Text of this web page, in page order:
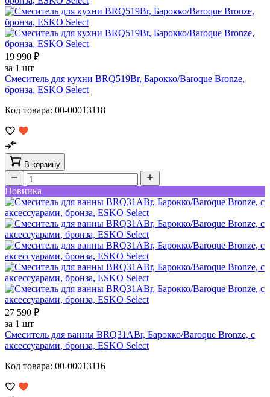
19 990 ₽
за 1 шт
Смеситель для кухни BRQ519Br, Барокко/Baroque Bronze,
бронза, ESKO Select
Код товара: 00-00013118
В корзину
Новинка
27 590 ₽
за 1 шт
Смеситель для ванны BRQ31ABr, Барокко/Baroque Bronze, с
аксессуарами, бронза, ESKO Select
Код товара: 00-00013116